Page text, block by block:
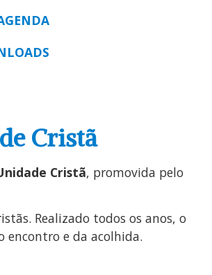
Cristã
Cristã, promovida pelo
Realizado todos os anos, o
encontro e da acolhida.